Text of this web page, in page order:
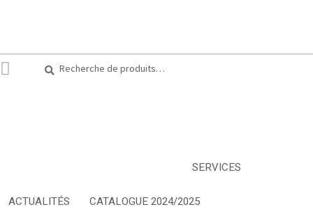
pour :
SERVICES
ACTUALITÉS CATALOGUE 2024/2025